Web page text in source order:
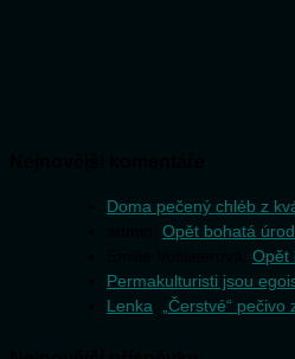
Doma pečený chléb z
Opět bohatá
Opět
Permakulturisti jsou
Lenka „Čerstvé“ pečivo